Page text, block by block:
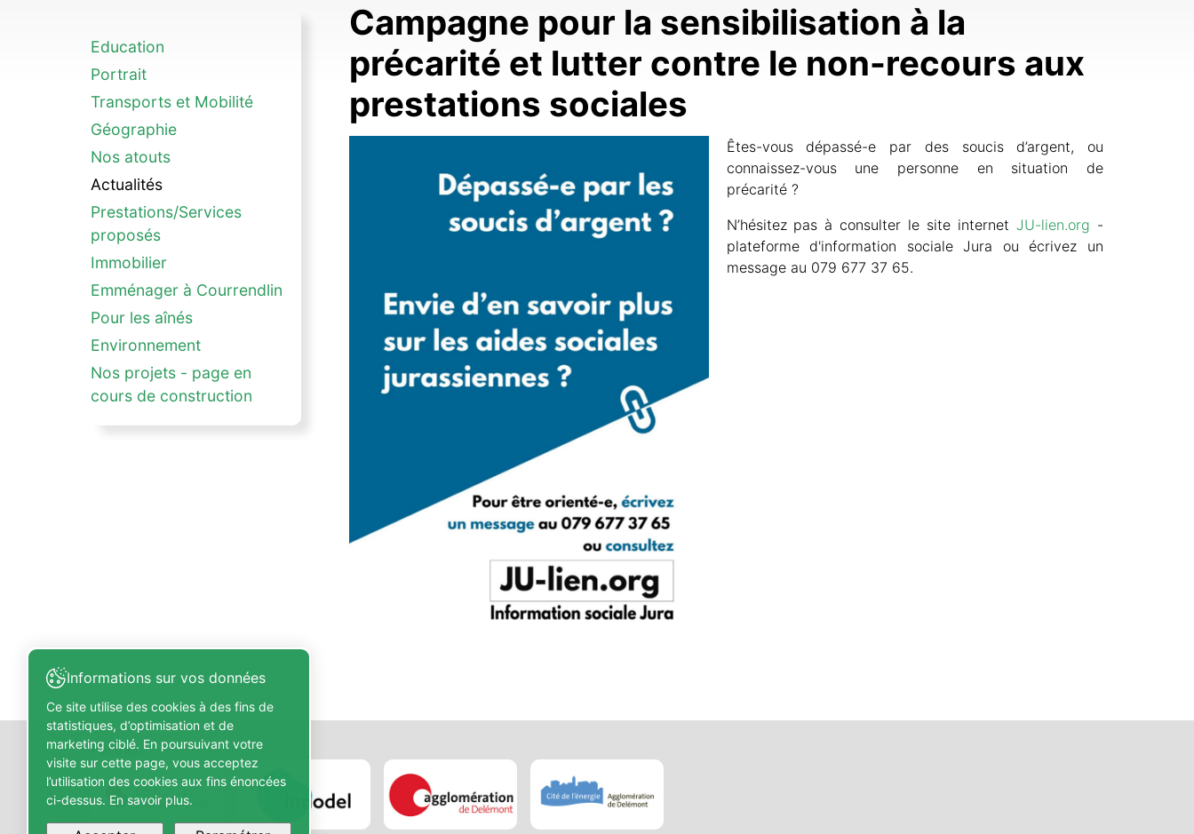
Education
Portrait
Transports et Mobilité
Géographie
Nos atouts
Actualités
Prestations/Services
proposés
Immobilier
Emménager à Courrendlin
Pour les aînés
Environnement
Nos projets - page en
cours de construction
Campagne pour la sensibilisation à la
précarité et lutter contre le non-recours aux
prestations sociales
Êtes-vous dépassé-e par des soucis d’argent, ou
connaissez-vous une personne en situation de
précarité ?
N’hésitez pas à consulter le site internetJU-lien.org -
plateforme d'information sociale Jura ou écrivez un
message au 079 677 37 65.
Partner
Informations sur vos données
Ce site utilise des cookies à des fins de
statistiques, d’optimisation et de
marketing ciblé. En poursuivant votre
visite sur cette page, vous acceptez
l’utilisation des cookies aux fins énoncées
ci-dessus. En savoir plus.